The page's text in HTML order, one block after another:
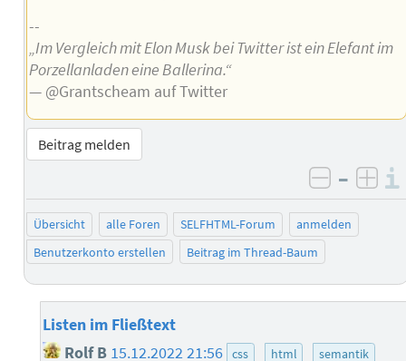
--
„Im Vergleich mit Elon Musk bei Twitter ist ein Elefant im
Porzellanladen eine Ballerina.“
— @Grantscheam auf Twitter
Beitrag melden
negativ
–
Übersicht alle Foren SELFHTML-Forum
anmelden
Benutzerkonto erstellen
Beitrag im Thread-Baum
Listen im Fließtext
Rolf B 15.12.2022 21:56 css html semantik